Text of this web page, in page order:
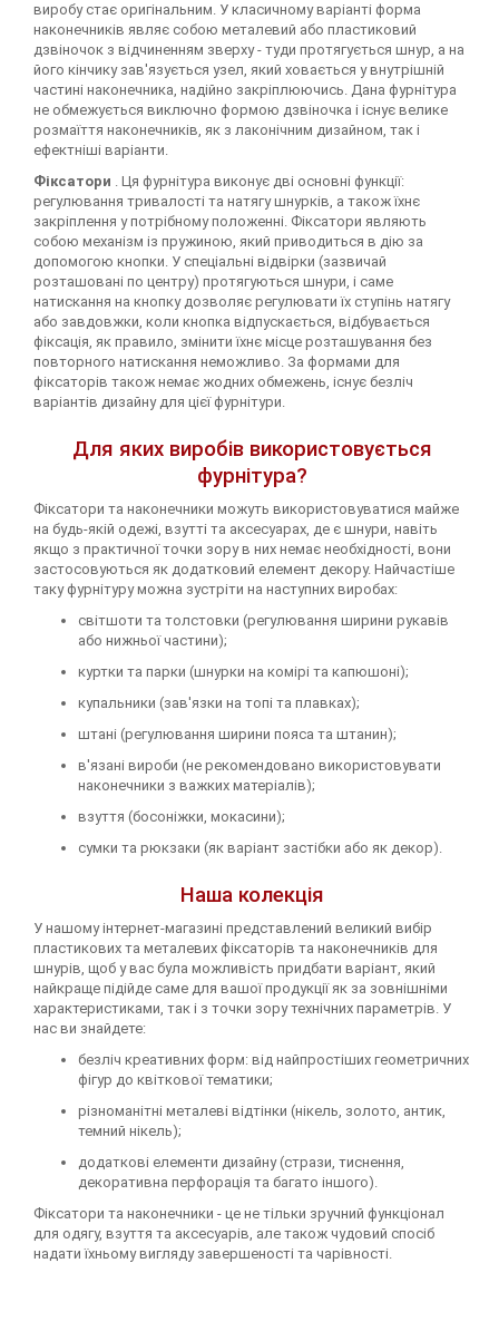
виробу стає оригінальним. У класичному варіанті форма
наконечників являє собою металевий або пластиковий
дзвіночок з відчиненням зверху - туди протягується шнур, а на
його кінчику зав'язується узел, який ховається у внутрішній
частині наконечника, надійно закріплюючись. Дана фурнітура
не обмежується виключно формою дзвіночка і існує велике
розмаїття наконечників, як з лаконічним дизайном, так і
ефектніші варіанти.
Фіксатори . Ця фурнітура виконує дві основні функції:
регулювання тривалості та натягу шнурків, а також їхнє
закріплення у потрібному положенні. Фіксатори являють
собою механізм із пружиною, який приводиться в дію за
допомогою кнопки. У спеціальні відвірки (зазвичай
розташовані по центру) протягуються шнури, і саме
натискання на кнопку дозволяє регулювати їх ступінь натягу
або завдовжки, коли кнопка відпускається, відбувається
фіксація, як правило, змінити їхнє місце розташування без
повторного натискання неможливо. За формами для
фіксаторів також немає жодних обмежень, існує безліч
варіантів дизайну для цієї фурнітури.
Для яких виробів використовується
фурнітура?
Фіксатори та наконечники можуть використовуватися майже
на будь-якій одежі, взутті та аксесуарах, де є шнури, навіть
якщо з практичної точки зору в них немає необхідності, вони
застосовуються як додатковий елемент декору. Найчастіше
таку фурнітуру можна зустріти на наступних виробах:
світшоти та толстовки (регулювання ширини рукавів
або нижньої частини);
куртки та парки (шнурки на комірі та капюшоні);
купальники (зав'язки на топі та плавках);
штані (регулювання ширини пояса та штанин);
в'язані вироби (не рекомендовано використовувати
наконечники з важких матеріалів);
взуття (босоніжки, мокасини);
сумки та рюкзаки (як варіант застібки або як декор).
Наша колекція
У нашому інтернет-магазині представлений великий вибір
пластикових та металевих фіксаторів та наконечників для
шнурів, щоб у вас була можливість придбати варіант, який
найкраще підійде саме для вашої продукції як за зовнішніми
характеристиками, так і з точки зору технічних параметрів. У
нас ви знайдете:
безліч креативних форм: від найпростіших геометричних
фігур до квіткової тематики;
різноманітні металеві відтінки (нікель, золото, антик,
темний нікель);
додаткові елементи дизайну (стрази, тиснення,
декоративна перфорація та багато іншого).
Фіксатори та наконечники - це не тільки зручний функціонал
для одягу, взуття та аксесуарів, але також чудовий спосіб
надати їхньому вигляду завершеності та чарівності.